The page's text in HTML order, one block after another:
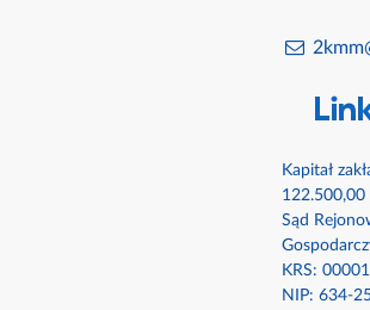
Kapitał
122.500,00
Sąd
KRS:
NIP: 634-